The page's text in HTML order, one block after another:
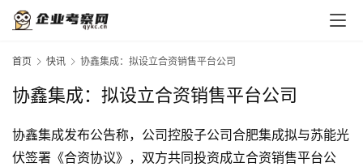
页
首页 快讯 协鑫集成：拟设立合资销售平台公司
协鑫集成：拟设立合资销售平台公司
协鑫集成发布公告称，公司控股子公司合肥集成拟与苏能光
伏签署《合资协议》，双方共同投资成立合资销售平台公